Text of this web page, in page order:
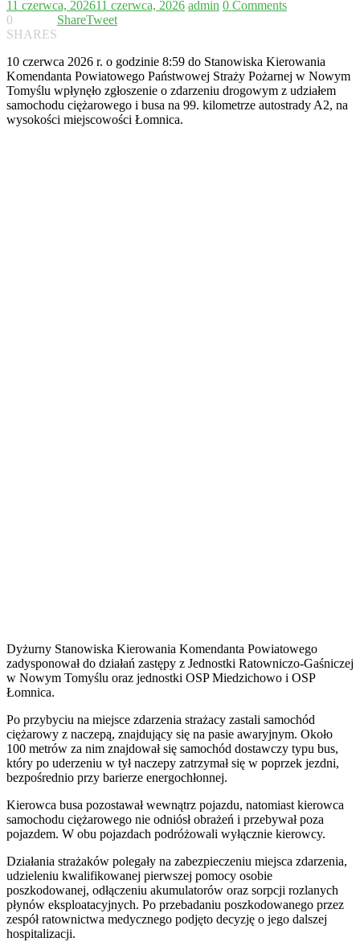
11 czerwca, 202611 czerwca, 2026 admin 0 Comments
0
SHARES
ShareTweet
10 czerwca 2026 r. o godzinie 8:59 do Stanowiska Kierowania
Komendanta Powiatowego Państwowej Straży Pożarnej w Nowym
Tomyślu wpłynęło zgłoszenie o zdarzeniu drogowym z udziałem
samochodu ciężarowego i busa na 99. kilometrze autostrady A2, na
wysokości miejscowości Łomnica.
Dyżurny Stanowiska Kierowania Komendanta Powiatowego
zadysponował do działań zastępy z Jednostki Ratowniczo-Gaśniczej
w Nowym Tomyślu oraz jednostki OSP Miedzichowo i OSP
Łomnica.
Po przybyciu na miejsce zdarzenia strażacy zastali samochód
ciężarowy z naczepą, znajdujący się na pasie awaryjnym. Około
100 metrów za nim znajdował się samochód dostawczy typu bus,
który po uderzeniu w tył naczepy zatrzymał się w poprzek jezdni,
bezpośrednio przy barierze energochłonnej.
Kierowca busa pozostawał wewnątrz pojazdu, natomiast kierowca
samochodu ciężarowego nie odniósł obrażeń i przebywał poza
pojazdem. W obu pojazdach podróżowali wyłącznie kierowcy.
Działania strażaków polegały na zabezpieczeniu miejsca zdarzenia,
udzieleniu kwalifikowanej pierwszej pomocy osobie
poszkodowanej, odłączeniu akumulatorów oraz sorpcji rozlanych
płynów eksploatacyjnych. Po przebadaniu poszkodowanego przez
zespół ratownictwa medycznego podjęto decyzję o jego dalszej
hospitalizacji.